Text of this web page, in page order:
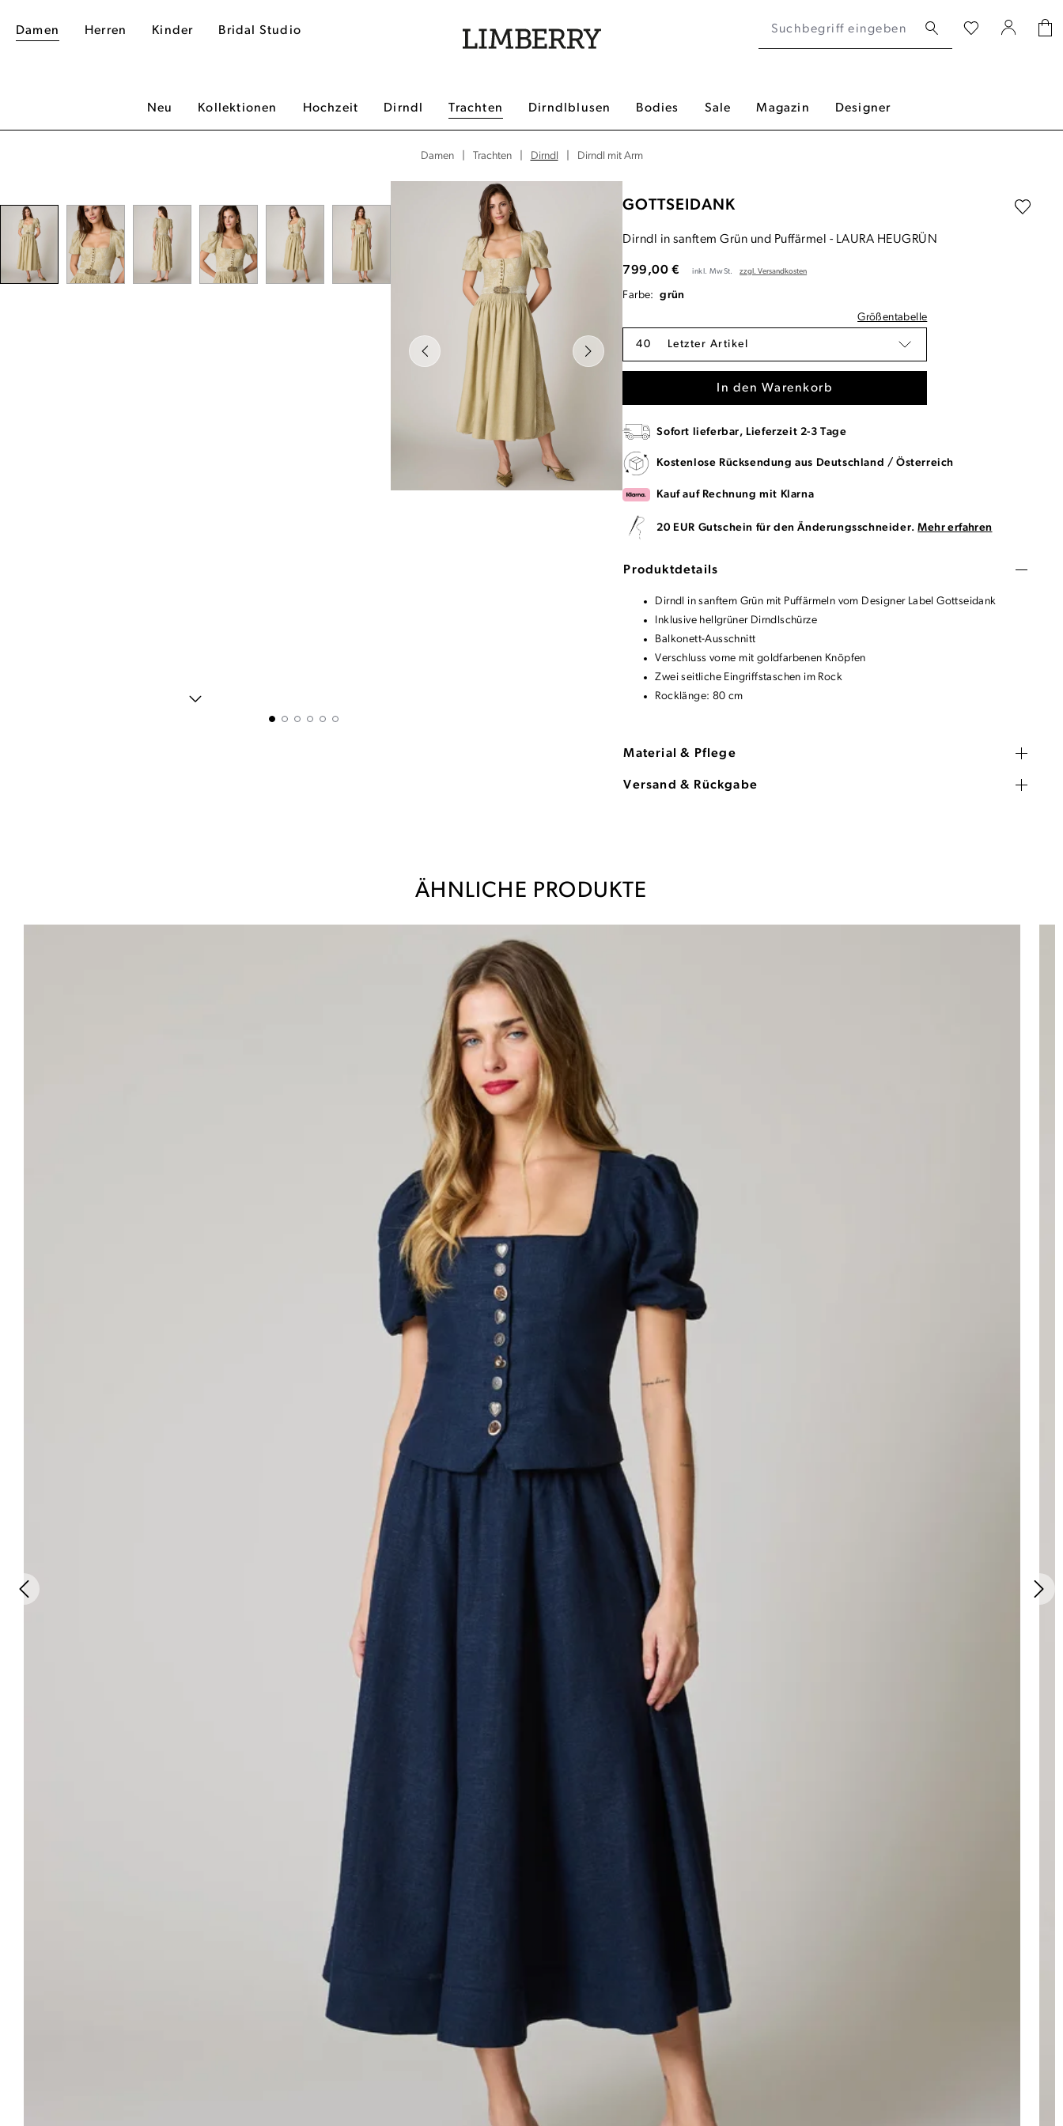
Damen Herren Kinder Bridal Studio
Neu Kollektionen Hochzeit Dirndl Trachten Dirndlblusen Bodies Sale Magazin Designer
Damen Trachten Dirndl Dirndl mit Arm
GOTTSEIDANK
Dirndl in sanftem Grün und Puffärmel - LAURA HEUGRÜN
799,00 € inkl. MwSt. zzgl. Versandkosten
Farbe:
grün
Größentabelle
40 Letzter Artikel
In den Warenkorb
Sofort lieferbar, Lieferzeit 2-3 Tage
Kostenlose Rücksendung aus Deutschland / Österreich
Kauf auf Rechnung mit Klarna
20 EUR Gutschein für den Änderungsschneider.Mehr erfahren
Produktdetails
Dirndl in sanftem Grün mit Puffärmeln vom Designer Label Gottseidank
Inklusive hellgrüner Dirndlschürze
Balkonett-Ausschnitt
Verschluss vorne mit goldfarbenen Knöpfen
Zwei seitliche Eingriffstaschen im Rock
Rocklänge: 80 cm
Material & Pflege
Versand & Rückgabe
ÄHNLICHE PRODUKTE